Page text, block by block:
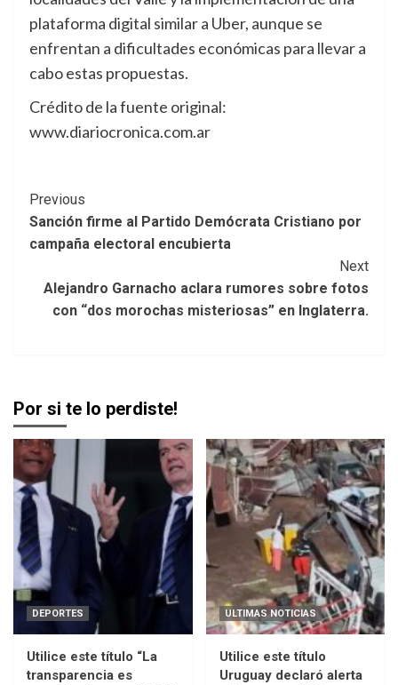
plataforma digital similar a Uber, aunque se
enfrentan a dificultades económicas para llevar a
cabo estas propuestas.
Crédito de la fuente original:
www.diariocronica.com.ar
Post
Navigation
Previous
Sanción firme al Partido Demócrata Cristiano por
campaña electoral encubierta
Next
Alejandro Garnacho aclara rumores sobre fotos
con “dos morochas misteriosas” en Inglaterra.
Por si te lo perdiste!
DEPORTES
Utilice este título “La
transparencia es
ULTIMAS NOTICIAS
Utilice este título
Uruguay declaró alerta